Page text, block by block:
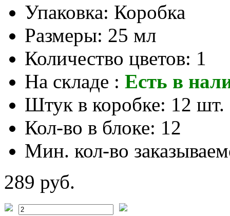
Упаковка: Коробка
Размеры: 25 мл
Количество цветов: 1
На складе : Есть в
Штук в коробке: 12 шт.
Кол-во в блоке: 12
Мин. кол-во
289 руб.